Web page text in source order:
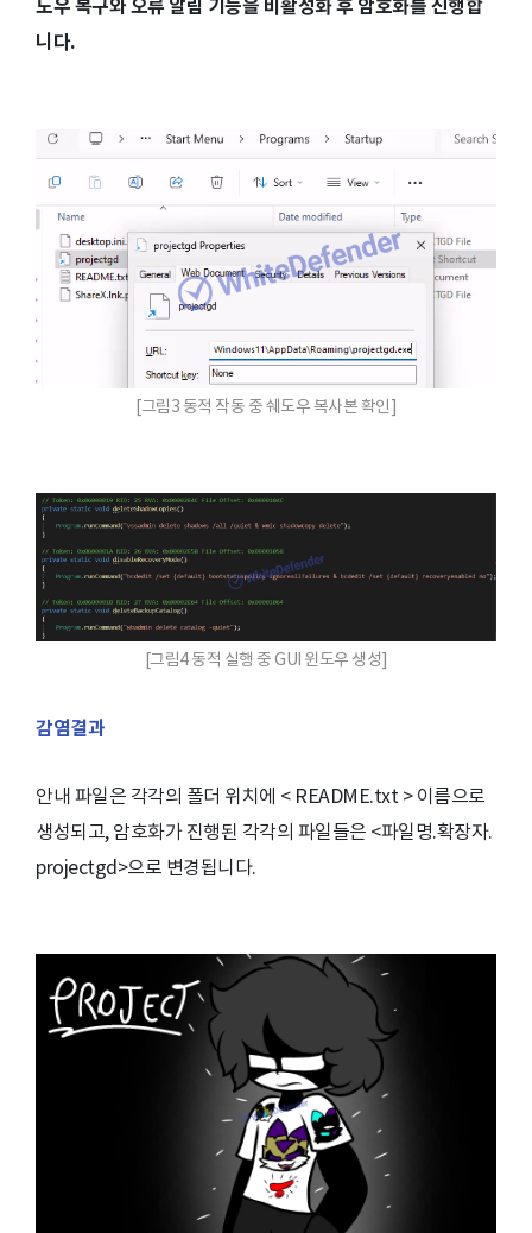
도우 복구와 오류 알림 기능을 비활성화 후 암호화를 진행합
니다.
[그림3 동적 작동 중 쉐도우 복사본 확인]
[그림4 동적 실행 중 GUI 윈도우 생성]
감염결과
안내 파일은 각각의 폴더 위치에 < README.txt > 이름으로
생성되고, 암호화가 진행된 각각의 파일들은 <파일명.확장자.
projectgd>으로 변경됩니다.